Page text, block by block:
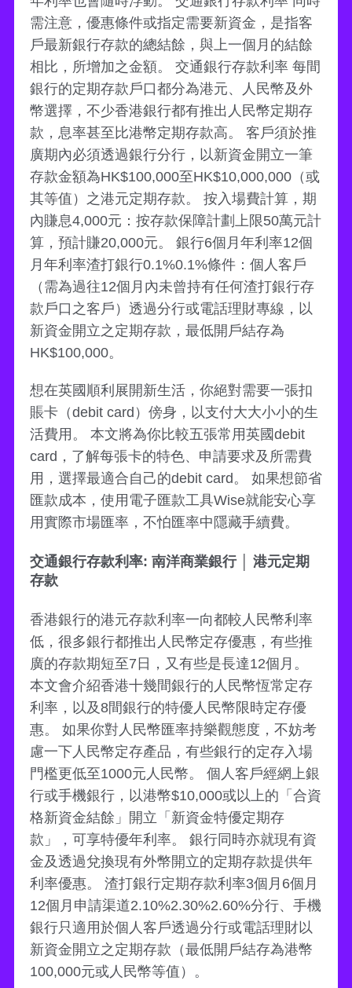
需注意，優惠條件或指定需要新資金，是指客
戶最新銀行存款的總結餘，與上一個月的結餘
相比，所增加之金額。 交通銀行存款利率 每間
銀行的定期存款戶口都分為港元、人民幣及外
幣選擇，不少香港銀行都有推出人民幣定期存
款，息率甚至比港幣定期存款高。 客戶須於推
廣期內必須透過銀行分行，以新資金開立一筆
存款金額為HK$100,000至HK$10,000,000（或
其等值）之港元定期存款。 按入場費計算，期
內賺息4,000元：按存款保障計劃上限50萬元計
算，預計賺20,000元。 銀行6個月年利率12個
月年利率渣打銀行0.1%0.1%條件：個人客戶
（需為過往12個月內未曾持有任何渣打銀行存
款戶口之客戶）透過分行或電話理財專線，以
新資金開立之定期存款，最低開戶結存為
HK$100,000。
想在英國順利展開新生活，你絕對需要一張扣
賬卡（debit card）傍身，以支付大大小小的生
活費用。 本文將為你比較五張常用英國debit
card，了解每張卡的特色、申請要求及所需費
用，選擇最適合自己的debit card。 如果想節省
匯款成本，使用電子匯款工具Wise就能安心享
用實際市場匯率，不怕匯率中隱藏手續費。
交通銀行存款利率: 南洋商業銀行 │ 港元定期
存款
香港銀行的港元存款利率一向都較人民幣利率
低，很多銀行都推出人民幣定存優惠，有些推
廣的存款期短至7日，又有些是長達12個月。
本文會介紹香港十幾間銀行的人民幣恆常定存
利率，以及8間銀行的特優人民幣限時定存優
惠。 如果你對人民幣匯率持樂觀態度，不妨考
慮一下人民幣定存產品，有些銀行的定存入場
門檻更低至1000元人民幣。 個人客戶經網上銀
行或手機銀行，以港幣$10,000或以上的「合資
格新資金結餘」開立「新資金特優定期存
款」，可享特優年利率。 銀行同時亦就現有資
金及透過兌換現有外幣開立的定期存款提供年
利率優惠。 渣打銀行定期存款利率3個月6個月
12個月申請渠道2.10%2.30%2.60%分行、手機
銀行只適用於個人客戶透過分行或電話理財以
新資金開立之定期存款（最低開戶結存為港幣
100,000元或人民幣等值）。